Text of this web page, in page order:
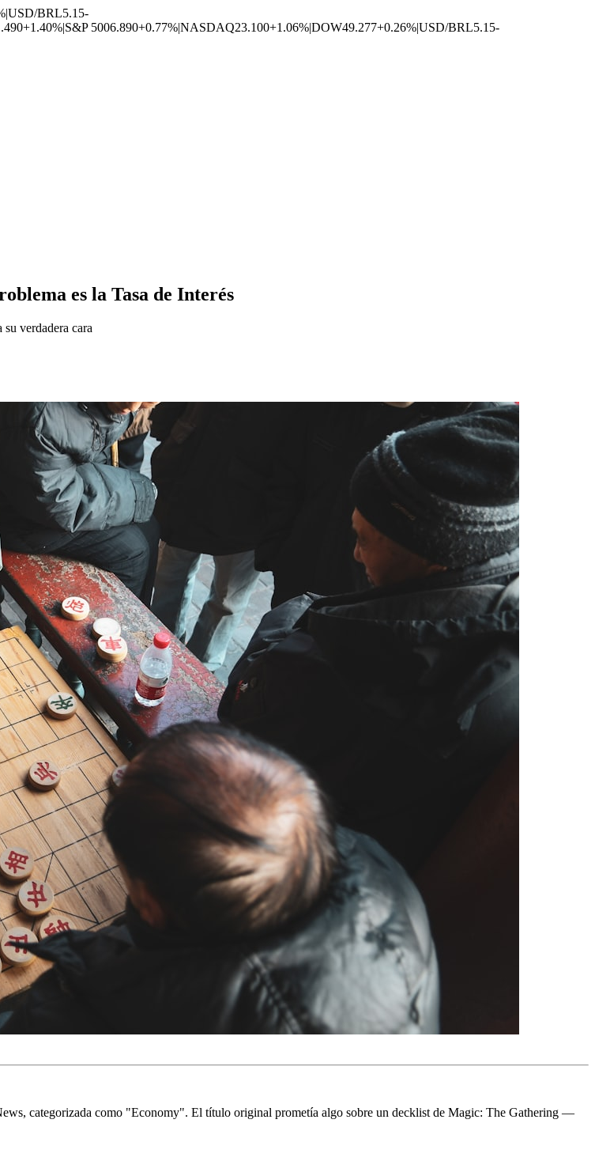
|USD/BRL5.15-
+1.40%|S&P 5006.890+0.77%|NASDAQ23.100+1.06%|DOW49.277+0.26%|USD/BRL5.15-
es la Tasa de Interés
verdadera cara
categorizada como "Economy". El título original prometía algo sobre un decklist de Magic: The Gathering —